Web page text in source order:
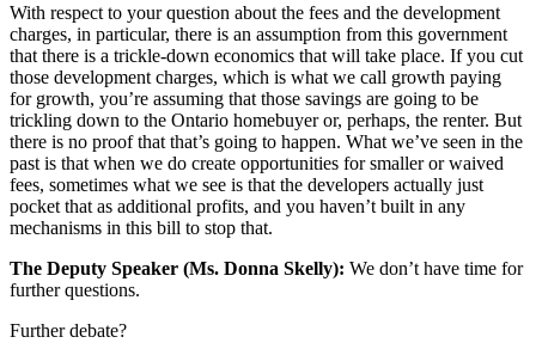
With respect to your question about the fees and the development
charges, in particular, there is an assumption from this government
that there is a trickle-down economics that will take place. If you cut
those development charges, which is what we call growth paying
for growth, you’re assuming that those savings are going to be
trickling down to the Ontario homebuyer or, perhaps, the renter. But
there is no proof that that’s going to happen. What we’ve seen in the
past is that when we do create opportunities for smaller or waived
fees, sometimes what we see is that the developers actually just
pocket that as additional profits, and you haven’t built in any
mechanisms in this bill to stop that.
The Deputy Speaker (Ms. Donna Skelly): We don’t have time for
further questions.
Further debate?